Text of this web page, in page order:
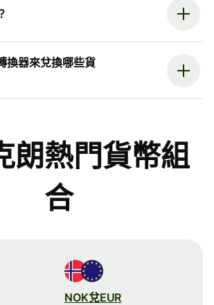
換器來兌換哪些貨
朗熱門貨幣組
合
NOK兌EUR